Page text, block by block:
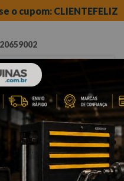
o cupom: CLIENTEFELIZ
Ferramentas
Automotivas Especiais
estriados